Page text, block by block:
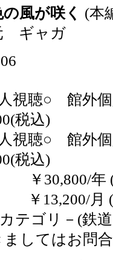
風が咲く (本
ギャガ
視聴○ 館外
税込)
視聴○ 館外
税込)
￥30,800/年
￥13,200/月
テゴリ－(鉄
ましてはお問